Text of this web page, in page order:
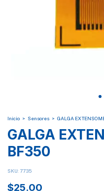
Inicio > Sensores > GALGA
GALGA
BF350
SKU: 7735
$25.00